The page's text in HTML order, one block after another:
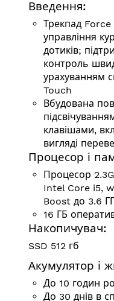
Введення:
Трекпад
управління
дотиків;
контроль
урахуванням
Touch
Вбудована
клавішами,
вигляді
Процесор і
Процесор
Intel Core i5,
Boost до 3.6
16 ГБ
Накопичувач:
SSD 512 гб
Акумулятор і
До 10 годин
До 30 днів в